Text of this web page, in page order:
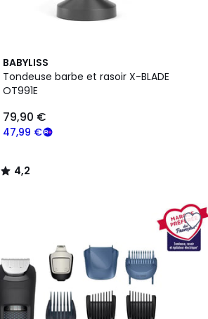
BABYLISS
Tondeuse barbe et rasoir X-BLADE
OT991E
47,99 €
79,90 €
4,2
/ 5
4,2
/